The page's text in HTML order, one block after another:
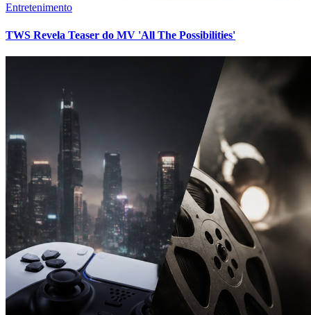
Entretenimento
TWS Revela Teaser do MV 'All The Possibilities'